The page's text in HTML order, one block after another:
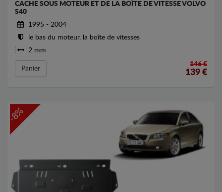
CACHE SOUS MOTEUR ET DE LA BOÎTE DE VITESSE VOLVO
S40
1995 - 2004
le bas du moteur, la boîte de vitesses
2 mm
Panier
146 €
139 €
-8%